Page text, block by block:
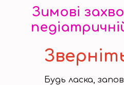
Зимові
Будь ласка,